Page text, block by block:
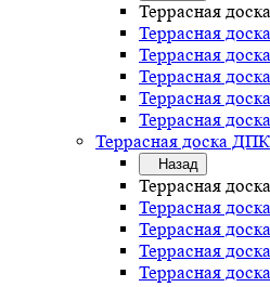
Террасная
Террасная
Террасная
Террасная
Террасная
Террасная
Террасная доска
Назад
Террасная
Террасная
Террасная
Террасная
Террасная